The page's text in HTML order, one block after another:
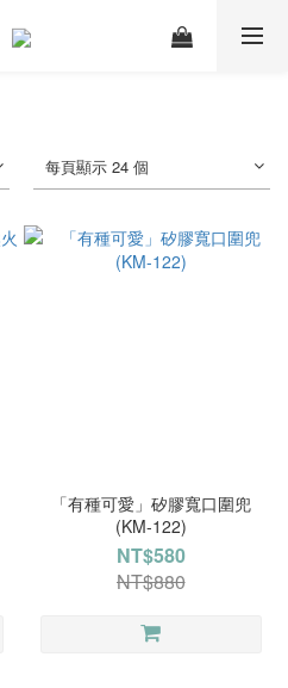
每頁顯示 24 個
「有種可愛」矽膠寬口圍兜
(KM-122)
NT$580
NT$880